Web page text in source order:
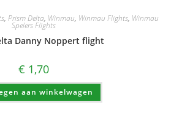
, Prism Delta, Winmau, Winmau Flights, Winmau
Spelers Flights
Danny Noppert flight
€ 1,70
aan winkelwagen